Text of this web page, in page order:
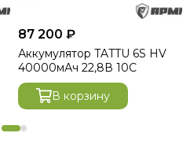
87 200 ₽
Аккумулятор TATTU 6S HV
40000мАч 22,8В 10C
В корзину